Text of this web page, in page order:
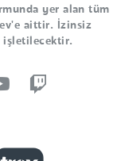
yer alan tüm
aittir. İzinsiz
işletilecektir.